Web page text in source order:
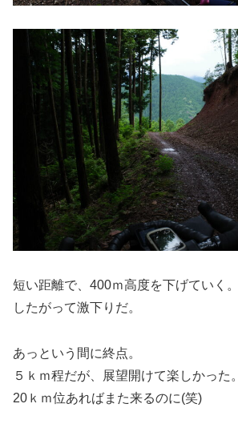
短い距離で、400ｍ高度を下げていく。
したがって激下りだ。
あっという間に終点。
５ｋｍ程だが、展望開けて楽しかった。
20ｋｍ位あればまた来るのに(笑)